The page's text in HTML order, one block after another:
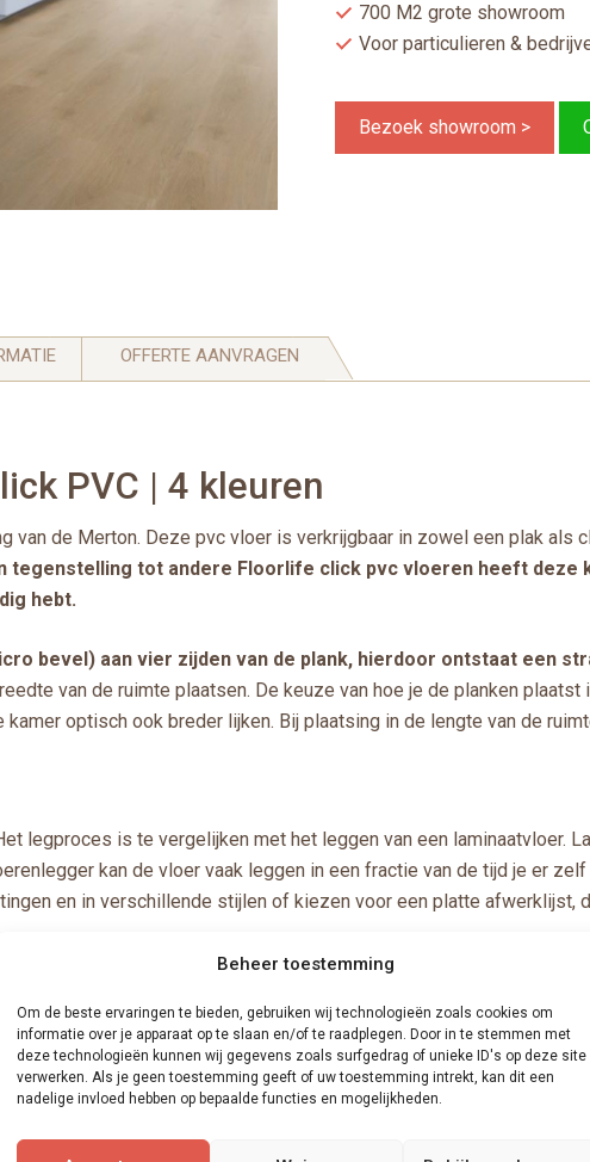
Beheer toestemming
Om de beste ervaringen te bieden, gebruiken wij technologieën zoals cookies om
informatie over je apparaat op te slaan en/of te raadplegen. Door in te stemmen met
deze technologieën kunnen wij gegevens zoals surfgedrag of unieke ID's op deze site
verwerken. Als je geen toestemming geeft of uw toestemming intrekt, kan dit een
nadelige invloed hebben op bepaalde functies en mogelijkheden.
700 M2 grote showroom
Voor particulieren &
Bezoek showroom >
OFFERTE AANVRAGEN
PVC | 4 kleuren
van de Merton. Deze pvc vloer is verkrijgbaar in zowel een plak als
tegenstelling tot andere Floorlife click pvc vloeren heeft deze
hebt.
bevel) aan vier zijden van de plank, hierdoor ontstaat een
van de ruimte plaatsen. De keuze van hoe je de planken
kamer optisch ook breder lijken. Bij plaatsing in de lengte van de
legproces is te vergelijken met het leggen van een laminaatvloer.
kan de vloer vaak leggen in een fractie van de tijd je er
en in verschillende stijlen of kiezen voor een platte afwerklijst,
is 5 mm, met een slijtlaag van 0,55 mm. De planken hebben een
commercieel en zwaar projectgebruik, klasse
restaurants e.d.
gebruik en maar liefst 15 jaar bij huishoudelijk gebruik!